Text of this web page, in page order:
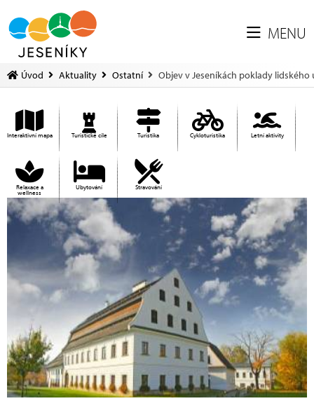
MENU
Úvod Aktuality Ostatní Objev v Jeseníkách poklady lidského
Interaktivní mapa Turistické cíle Turistika Cykloturistika Letní aktivity
Relaxace a
wellness
Ubytování Stravování